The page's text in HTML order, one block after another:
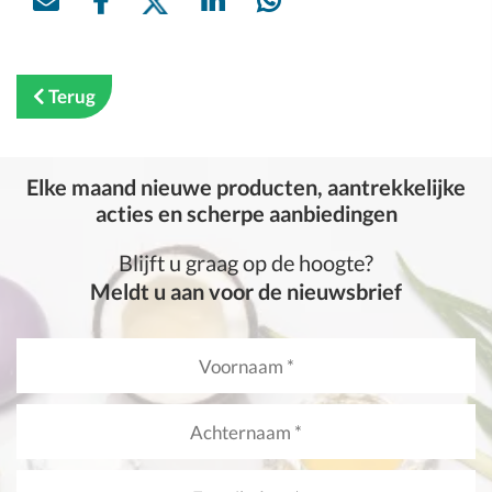
Terug
Elke maand nieuwe producten, aantrekkelijke
acties en scherpe aanbiedingen
Blijft u graag op de hoogte?
Meldt u aan voor de nieuwsbrief